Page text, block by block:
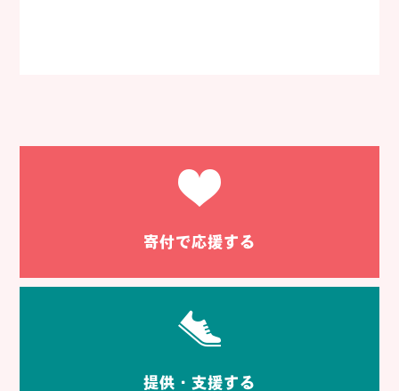
寄付で応援する
提供・支援する